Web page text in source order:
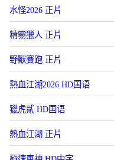
水怪2026 正片
精霛獵人 正片
野獸賽跑 正片
熱血江湖2026 HD国语
獵虎貳 HD国语
熱血江湖 正片